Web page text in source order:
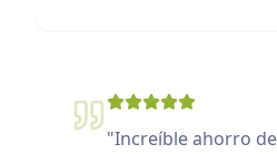
"Increíble ahorro